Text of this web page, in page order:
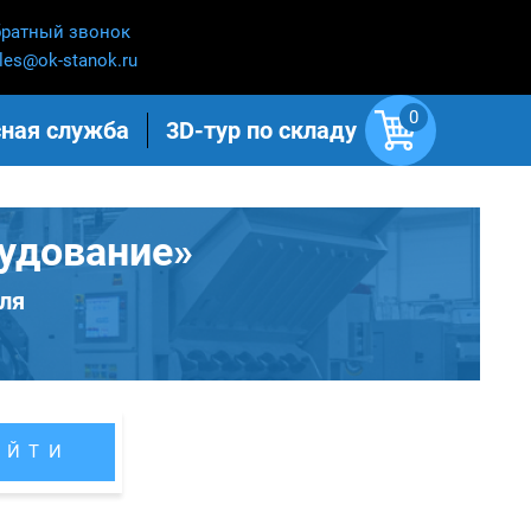
звонок
stanok.ru
служба 3D-тур по складу 0